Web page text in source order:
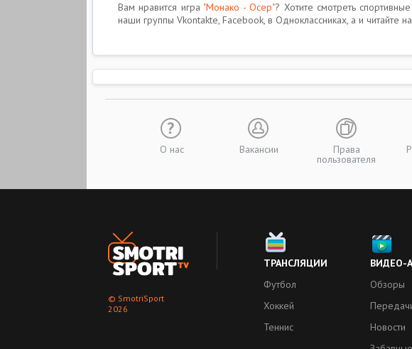
Вам нравится игра "Монако - Осер"? Хотите смотреть
наши группы Vkontakte, Facebook, в Одноклассниках, а и читайте
О нас Вакансии Права
пользователя
© SmotriSport
2026
ТРАНСЛЯЦИИ
Футбол
Хоккей
Теннис
ВИДЕО-
Обзоры
Новости